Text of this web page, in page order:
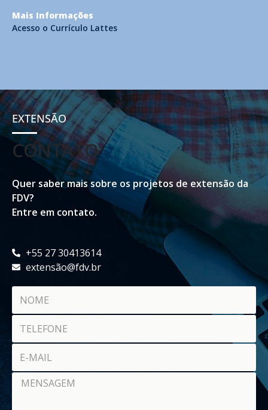
Mais Informações
Acesso o Currículo Lattes
CONTATO
EXTENSÃO
Quer saber mais sobre os projetos de extensão da
FDV?
Entre em contato.
+55 27 30413614
extensão@fdv.br